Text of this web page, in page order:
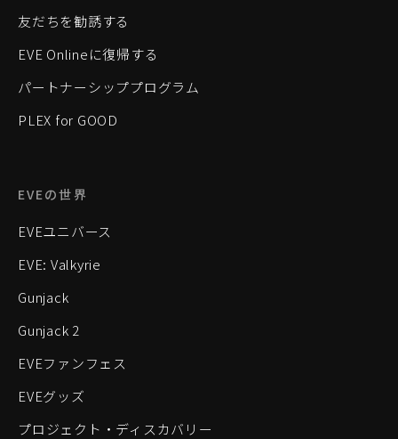
友だちを勧誘する
EVE Onlineに復帰する
パートナーシッププログラム
PLEX for GOOD
EVEの世界
EVEユニバース
EVE: Valkyrie
Gunjack
Gunjack 2
EVEファンフェス
EVEグッズ
プロジェクト・ディスカバリー